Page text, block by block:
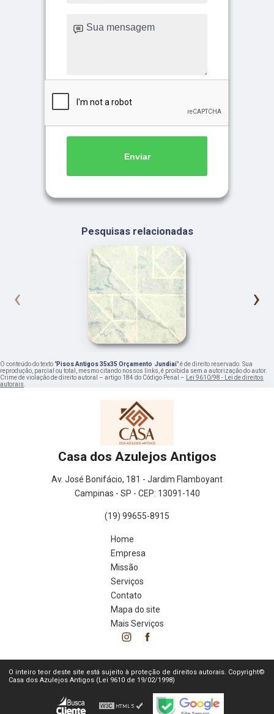
Enviar
Pesquisas relacionadas
‹ ›
O conteúdo do texto "Pisos Antigos 35x35 Orçamento Jundiaí" é de direito reservado. Sua
reprodução, parcial ou total, mesmo citando nossos links, é proibida sem a autorização do autor.
Crime de violação de direito autoral – artigo 184 do Código Penal –
Lei 9610/98 - Lei de direitos
autorais
Casa dos Azulejos Antigos
Av. José Bonifácio, 181 - Jardim Flamboyant
Campinas - SP - CEP: 13091-140
(19) 99655-8915
Home
Empresa
Missão
Serviços
Contato
Mapa do site
Mais Serviços
O inteiro teor deste site está sujeito à proteção de direitos autorais. Copyright©
Casa dos Azulejos Antigos (Lei 9610 de 19/02/1998)